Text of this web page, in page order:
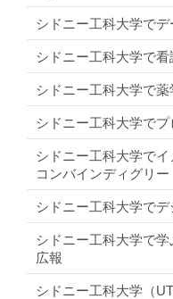
シドニー工科大学で
シドニー工科大学で看
シドニー工科大学で薬
シドニー工科大学で
シドニー工科大学で
コンバインディグリー
シドニー工科大学で
シドニー工科大学で学
広報
シドニー工科大学（